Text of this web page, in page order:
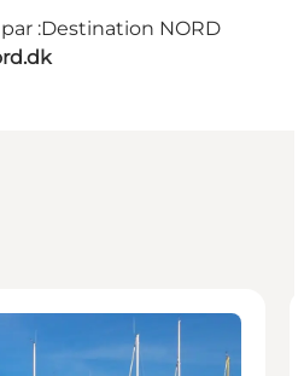
:Destination NORD